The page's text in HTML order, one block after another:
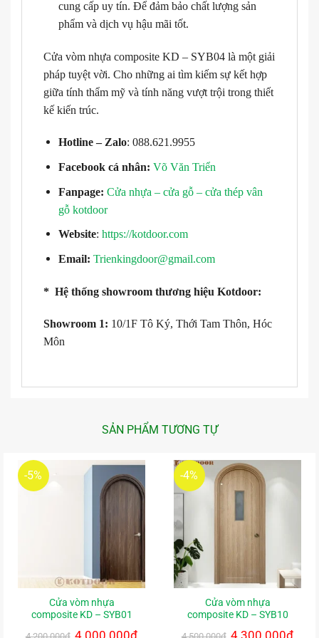
cung cấp uy tín. Để đảm bảo chất lượng sản
phẩm và dịch vụ hậu mãi tốt.
Cửa vòm nhựa composite KD – SYB04 là một giải
pháp tuyệt vời. Cho những ai tìm kiếm sự kết hợp
giữa tính thẩm mỹ và tính năng vượt trội trong thiết
kế kiến trúc.
Hotline – Zalo: 088.621.9955
Facebook cá nhân: Võ Văn Triển
Fanpage: Cửa nhựa – cửa gỗ – cửa thép vân
gỗ kotdoor
Website: https://kotdoor.com
Email: Trienkingdoor@gmail.com
* Hệ thống showroom thương hiệu Kotdoor:
Showroom 1: 10/1F Tô Ký, Thới Tam Thôn, Hóc
Môn
SẢN PHẨM TƯƠNG TỰ
-5%
Cửa vòm nhựa
composite KD – SYB01
Giá
4.000.000₫Giá
-4%
Cửa vòm nhựa
composite KD – SYB10
Giá
4.300.000₫Giá